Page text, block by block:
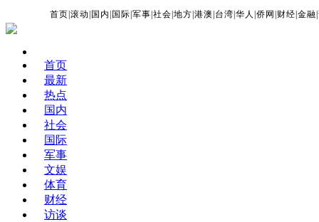
首页 |滚动 国内 国际 |军事 |社会 |地方 |港澳 台湾 |华人 |侨网 财经 |金融 |
首页
最新
热点
国内
社会
国际
军事
文娱
体育
财经
访谈